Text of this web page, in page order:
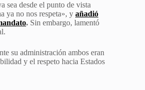
sea desde el punto de vista
ya no nos respeta», y añadió
. Sin embargo, lamentó
su administración ambos eran
y el respeto hacia Estados